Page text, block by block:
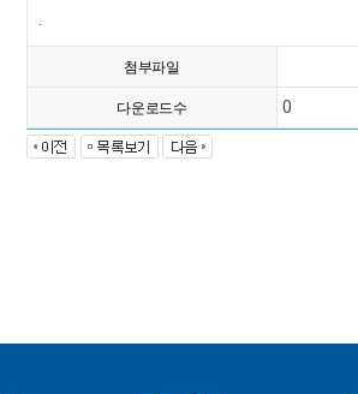
.
첨부파일
다운로드수 0